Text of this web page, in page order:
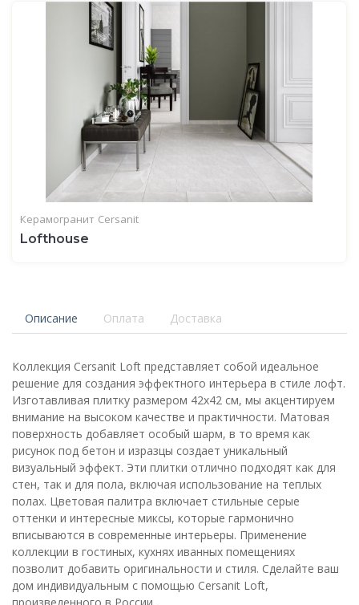
Керамогранит Cersanit
Lofthouse
Описание Оплата Доставка
Коллекция Cersanit Loft представляет собой идеальное
решение для создания эффектного интерьера в стиле лофт.
Изготавливая плитку размером 42x42 см, мы акцентируем
внимание на высоком качестве и практичности. Матовая
поверхность добавляет особый шарм, в то время как
рисунок под бетон и изразцы создает уникальный
визуальный эффект. Эти плитки отлично подходят как для
стен, так и для пола, включая использование на теплых
полах. Цветовая палитра включает стильные серые
оттенки и интересные миксы, которые гармонично
вписываются в современные интерьеры. Применение
коллекции в гостиных, кухнях иванных помещениях
позволит добавить оригинальности и стиля. Сделайте ваш
дом индивидуальным с помощью Cersanit Loft,